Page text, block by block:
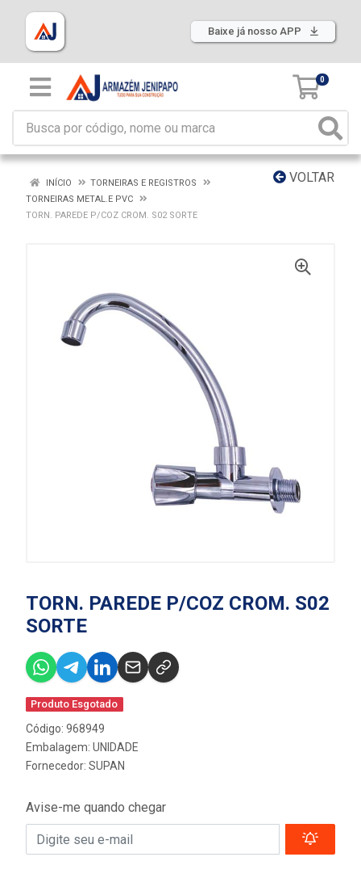
Baixe já nosso APP
0
VOLTAR
INÍCIO
TORNEIRAS E REGISTROS
TORNEIRAS METAL.E PVC
TORN. PAREDE P/COZ CROM. S02 SORTE
TORN. PAREDE P/COZ CROM. S02
SORTE
Produto Esgotado
Código: 968949
Embalagem: UNIDADE
Fornecedor: SUPAN
Avise-me quando chegar